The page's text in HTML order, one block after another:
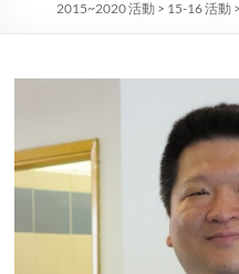
2015~2020 活動 > 15-16 活動